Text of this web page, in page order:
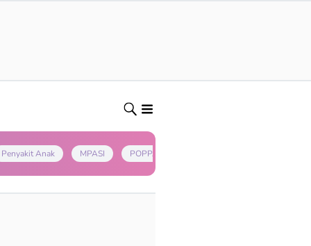
Penyakit Anak MPASI POPPAPA